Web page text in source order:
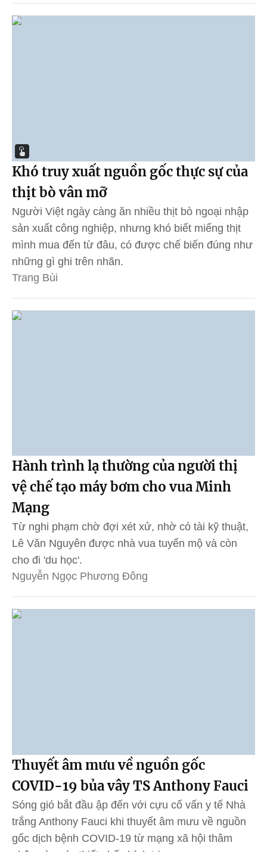
Khó truy xuất nguồn gốc thực sự của
thịt bò vân mỡ
Người Việt ngày càng ăn nhiều thịt bò ngoại nhập
sản xuất công nghiệp, nhưng khó biết miếng thịt
mình mua đến từ đâu, có được chế biến đúng như
những gì ghi trên nhãn.
Trang Bùi
Hành trình lạ thường của người thị
vệ chế tạo máy bơm cho vua Minh
Mạng
Từ nghi phạm chờ đợi xét xử, nhờ có tài kỹ thuật,
Lê Văn Nguyên được nhà vua tuyển mộ và còn
cho đi 'du học'.
Nguyễn Ngọc Phương Đông
Thuyết âm mưu về nguồn gốc
COVID-19 bủa vây TS Anthony Fauci
Sóng gió bắt đầu ập đến với cựu cố vấn y tế Nhà
trắng Anthony Fauci khi thuyết âm mưu về nguồn
gốc dịch bệnh COVID-19 từ mạng xã hội thâm